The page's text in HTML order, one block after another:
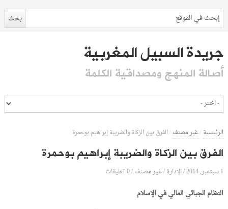
جريدة السبيل المغربية
أصالة المنهج ومصداقية الكلمة
الرئيسية/غير مصنف/الفرق بين الزكاة والضريبة إبراهيم بوحمرة
الفرق بين الزكاة والضريبة إبراهيم بوحمرة
1 سبتمبر, 2014 /الإدارة/غير مصنف/0 تعليقات
النظام الجبائي المالي في الإسلام